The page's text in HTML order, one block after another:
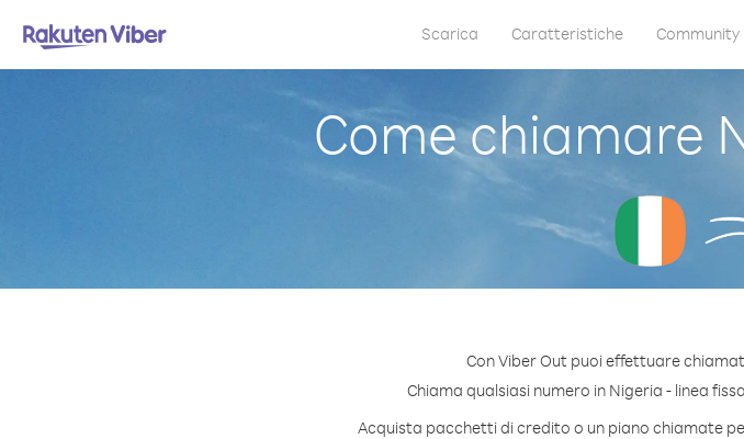
Scarica Caratteristiche Community
Come chiamare
Con Viber Out puoi effettuare
Chiama qualsiasi numero in Nigeria - linea
Acquista pacchetti di credito o un piano chiamate